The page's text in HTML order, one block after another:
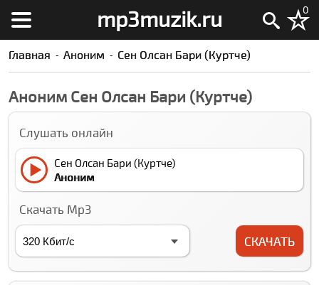
mp3muzik.ru 0
Главная Аноним Сен Олсан Бари (Куртче)
Аноним Сен Олсан Бари (Куртче)
Слушать онлайн
Сен Олсан Бари (Куртче)
Аноним
Скачать Mp3
СКАЧАТЬ